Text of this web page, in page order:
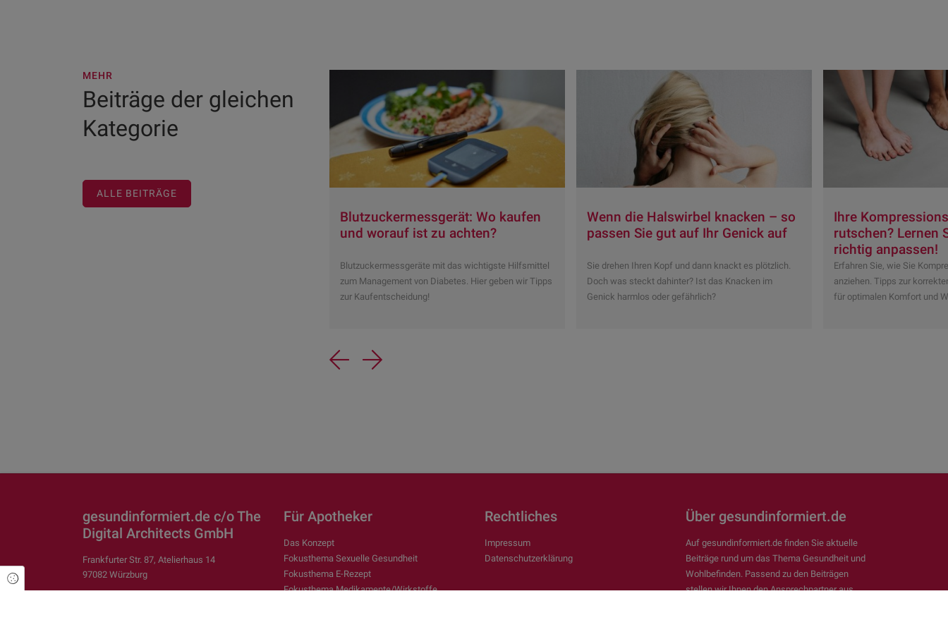
MEHR
Beiträge der gleichen
Kategorie
ALLE BEITRÄGE
Blutzuckermessgerät: Wo kaufen
und worauf ist zu achten?
Blutzuckermessgeräte mit das wichtigste Hilfsmittel
zum Management von Diabetes. Hier geben wir Tipps
zur Kaufentscheidung!
Wenn die Halswirbel knacken – so
passen Sie gut auf Ihr Genick auf
Sie drehen Ihren Kopf und dann knackt es plötzlich.
Doch was steckt dahinter? Ist das Knacken im
Genick harmlos oder gefährlich?
Ihre
rutschen? Lernen
richtig anpassen!
Erfahren Sie, wie Sie
anziehen. Tipps zur
für optimalen Komfort und
Previous
Next
gesundinformiert.de c/o The
Digital Architects GmbH
Frankfurter Str. 87, Atelierhaus 14
97082 Würzburg
Für Apotheker
Das Konzept
Fokusthema Sexuelle Gesundheit
Fokusthema E-Rezept
Fokusthema Medikamente/Wirkstoffe
Rechtliches
Impressum
Datenschutzerklärung
Über gesundinformiert.de
Auf gesundinformiert.de finden Sie aktuelle
Beiträge rund um das Thema Gesundheit und
Wohlbefinden. Passend zu den Beiträgen
stellen wir Ihnen den Ansprechpartner aus
Cookie Einstellungen